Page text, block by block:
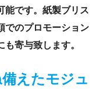
能です。紙製ブリス
でのプロモーション
寄与致します。
えたモジュ